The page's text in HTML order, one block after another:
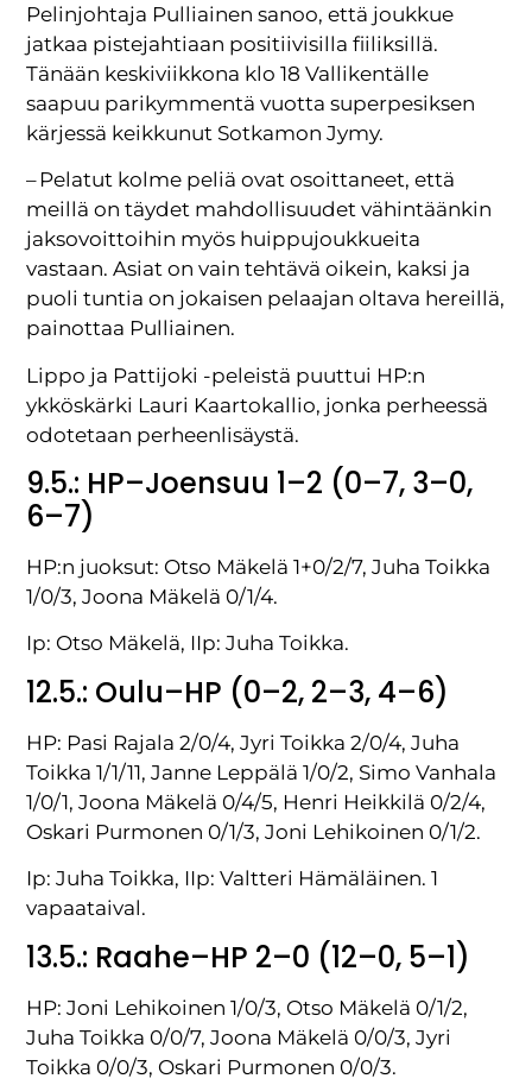
Pelinjohtaja Pulliainen sanoo, että joukkue
jatkaa pistejahtiaan positiivisilla fiiliksillä.
Tänään keskiviikkona klo 18 Vallikentälle
saapuu parikymmentä vuotta superpesiksen
kärjessä keikkunut Sotkamon Jymy.
– Pelatut kolme peliä ovat osoittaneet, että
meillä on täydet mahdollisuudet vähintäänkin
jaksovoittoihin myös huippujoukkueita
vastaan. Asiat on vain tehtävä oikein, kaksi ja
puoli tuntia on jokaisen pelaajan oltava hereillä,
painottaa Pulliainen.
Lippo ja Pattijoki -peleistä puuttui HP:n
ykköskärki Lauri Kaartokallio, jonka perheessä
odotetaan perheenlisäystä.
9.5.: HP–Joensuu 1–2 (0–7, 3–0,
6–7)
HP:n juoksut: Otso Mäkelä 1+0/2/7, Juha Toikka
1/0/3, Joona Mäkelä 0/1/4.
Ip: Otso Mäkelä, IIp: Juha Toikka.
12.5.: Oulu–HP (0–2, 2–3, 4–6)
HP: Pasi Rajala 2/0/4, Jyri Toikka 2/0/4, Juha
Toikka 1/1/11, Janne Leppälä 1/0/2, Simo Vanhala
1/0/1, Joona Mäkelä 0/4/5, Henri Heikkilä 0/2/4,
Oskari Purmonen 0/1/3, Joni Lehikoinen 0/1/2.
Ip: Juha Toikka, IIp: Valtteri Hämäläinen. 1
vapaataival.
13.5.: Raahe–HP 2–0 (12–0, 5–1)
HP: Joni Lehikoinen 1/0/3, Otso Mäkelä 0/1/2,
Juha Toikka 0/0/7, Joona Mäkelä 0/0/3, Jyri
Toikka 0/0/3, Oskari Purmonen 0/0/3.